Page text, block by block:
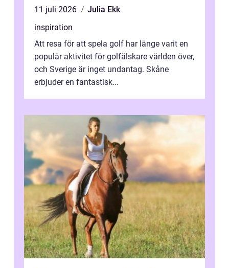
11 juli 2026
Julia Ekk
inspiration
Att resa för att spela golf har länge varit en
populär aktivitet för golfälskare världen över,
och Sverige är inget undantag. Skåne
erbjuder en fantastisk...